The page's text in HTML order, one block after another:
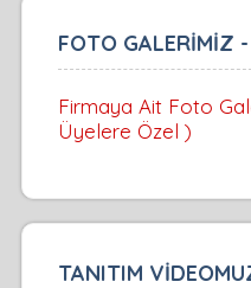
FOTO GALERİMİZ
Firmaya Ait Foto
Üyelere Özel )
TANITIM